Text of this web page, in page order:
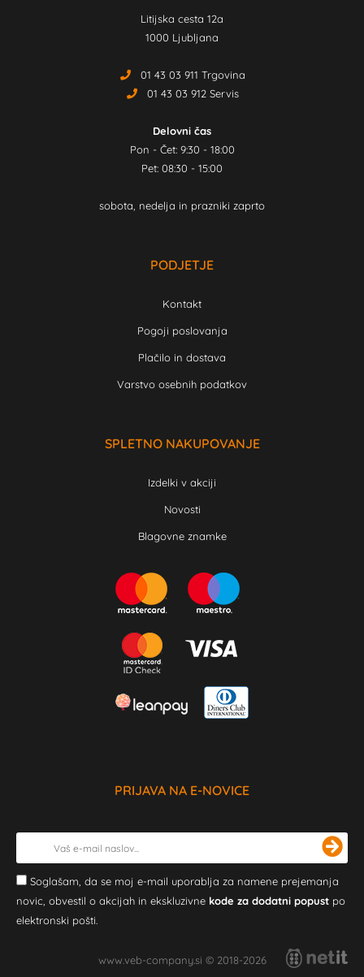
Litijska cesta 12a
1000 Ljubljana
01 43 03 911 Trgovina
01 43 03 912 Servis
Delovni čas
Pon - Čet: 9:30 - 18:00
Pet: 08:30 - 15:00
sobota, nedelja in prazniki zaprto
PODJETJE
Kontakt
Pogoji poslovanja
Plačilo in dostava
Varstvo osebnih podatkov
SPLETNO NAKUPOVANJE
Izdelki v akciji
Novosti
Blagovne znamke
PRIJAVA NA E-NOVICE
Soglašam, da se moj e-mail uporablja za namene prejemanja
novic, obvestil o akcijah in ekskluzivne kode za dodatni popust po
elektronski pošti.
www.veb-company.si © 2018-2026